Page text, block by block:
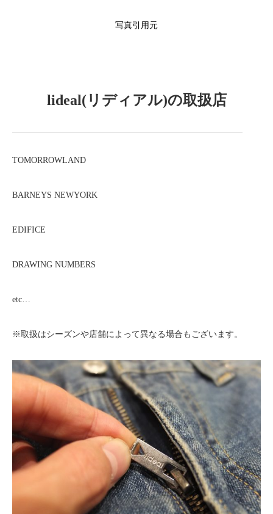
写真引用元
lideal(リディアル)の取扱店
TOMORROWLAND
BARNEYS NEWYORK
EDIFICE
DRAWING NUMBERS
etc…
※取扱はシーズンや店舗によって異なる場合もございます。